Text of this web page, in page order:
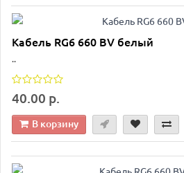
Кабель RG6 660 BV белый
..
40.00 р.
В корзину